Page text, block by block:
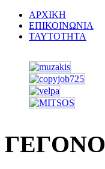
ΑΡΧΙΚΗ
ΕΠΙΚΟΙΝΩΝΙΑ
ΤΑΥΤΟΤΗΤΑ